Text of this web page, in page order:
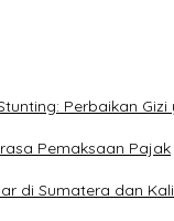
Perbaikan
Pemaksaan Pajak
di Sumatera dan